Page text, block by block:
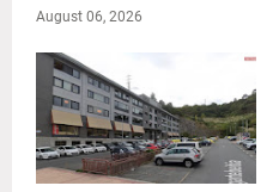
August 06, 2026